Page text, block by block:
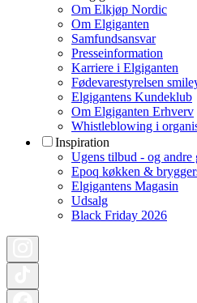
Om Elkjøp Nordic
Om Elgiganten
Samfundsansvar
Presseinformation
Karriere i Elgiganten
Fødevarestyrelsen
Elgigantens Kundeklub
Om Elgiganten Erhverv
Whistleblowing i
Inspiration
Ugens tilbud - og andre
Epoq køkken &
Elgigantens Magasin
Udsalg
Black Friday 2026